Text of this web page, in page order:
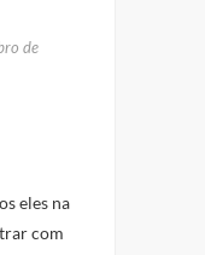
de
eles na
com